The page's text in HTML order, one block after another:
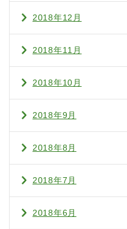
2018年12月
2018年11月
2018年10月
2018年9月
2018年8月
2018年7月
2018年6月